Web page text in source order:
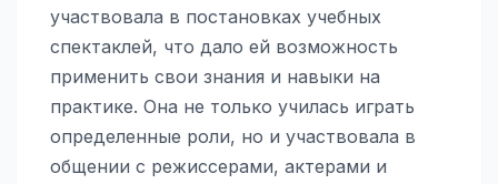
участвовала в постановках учебных
спектаклей, что дало ей возможность
применить свои знания и навыки на
практике. Она не только училась играть
определенные роли, но и участвовала в
общении с режиссерами, актерами и